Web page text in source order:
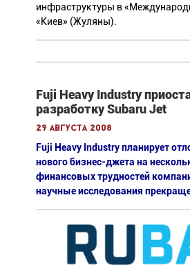
инфраструктуры в
«Киев» (Жуляны).
Fuji Heavy Industry
разработку Subaru Jet
29 августа 2008
Fuji Heavy Industry планирует
нового бизнес-джета на
финансовых трудностей
научные исследования